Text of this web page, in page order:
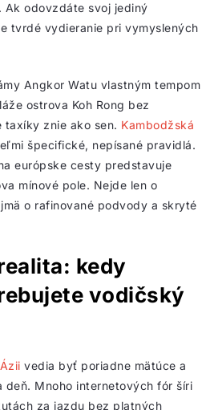
Ak odovzdáte svoj jediný
tvrdé vydieranie pri vymyslených
Angkor Watu vlastným tempom
ostrova Koh Rong bez
taxíky znie ako sen. Kambodžská
špecifické, nepísané pravidlá.
európske cesty predstavuje
mínové pole. Nejde len o
o rafinované podvody a skryté
kedy
vodičský
vedia byť poriadne mätúce a
deň. Mnoho internetových fór šíri
za jazdu bez platných